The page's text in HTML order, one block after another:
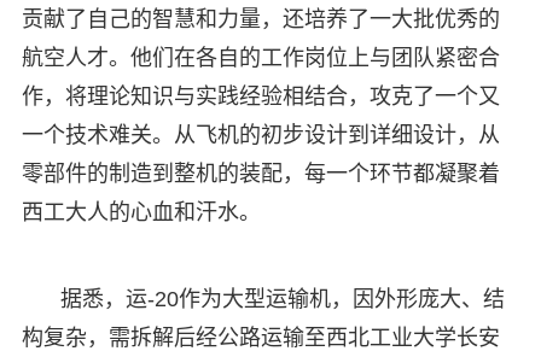
贡献了自己的智慧和力量，还培养了一大批优秀的
航空人才。他们在各自的工作岗位上与团队紧密合
作，将理论知识与实践经验相结合，攻克了一个又
一个技术难关。从飞机的初步设计到详细设计，从
零部件的制造到整机的装配，每一个环节都凝聚着
西工大人的心血和汗水。
据悉，运-20作为大型运输机，因外形庞大、结
构复杂，需拆解后经公路运输至西北工业大学长安